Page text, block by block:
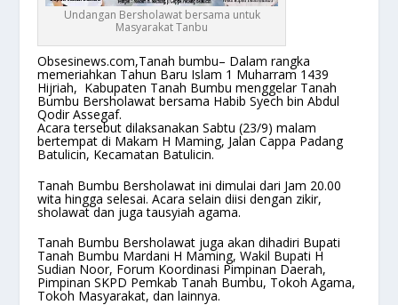
Undangan Bersholawat bersama untuk
Masyarakat Tanbu
Obsesinews.com,Tanah bumbu– Dalam rangka
memeriahkan Tahun Baru Islam 1 Muharram 1439
Hijriah, Kabupaten Tanah Bumbu menggelar Tanah
Bumbu Bersholawat bersama Habib Syech bin Abdul
Qodir Assegaf.
Acara tersebut dilaksanakan Sabtu (23/9) malam
bertempat di Makam H Maming, Jalan Cappa Padang
Batulicin, Kecamatan Batulicin.
Tanah Bumbu Bersholawat ini dimulai dari Jam 20.00
wita hingga selesai. Acara selain diisi dengan zikir,
sholawat dan juga tausyiah agama.
Tanah Bumbu Bersholawat juga akan dihadiri Bupati
Tanah Bumbu Mardani H Maming, Wakil Bupati H
Sudian Noor, Forum Koordinasi Pimpinan Daerah,
Pimpinan SKPD Pemkab Tanah Bumbu, Tokoh Agama,
Tokoh Masyarakat, dan lainnya.